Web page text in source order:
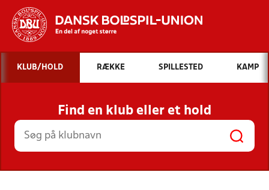
Hvad vil du søge efter?
INDHOLD OG NYHEDER
STILLINGER, RESULTATER, KLUBBER OG
HOLD
KLUB/HOLD RÆKKE SPILLESTED KAMP
Find en klub eller et hold